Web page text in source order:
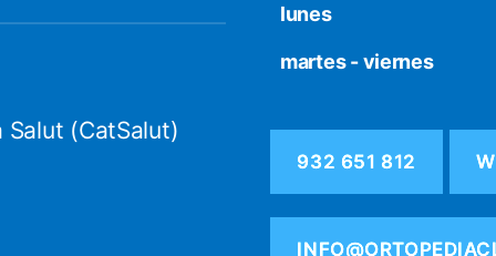
(CatSalut)
lunes
martes - viernes
932 651 812